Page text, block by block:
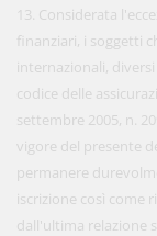
13. Considerata
finanziari, i soggetti
internazionali,
codice delle
settembre 2005, n.
vigore del presente
permanere
iscrizione così come
dall'ultima relazione